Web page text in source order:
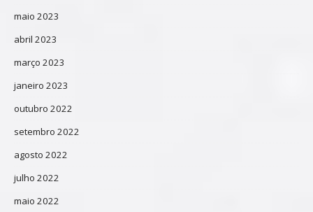
maio 2023
abril 2023
março 2023
janeiro 2023
outubro 2022
setembro 2022
agosto 2022
julho 2022
maio 2022